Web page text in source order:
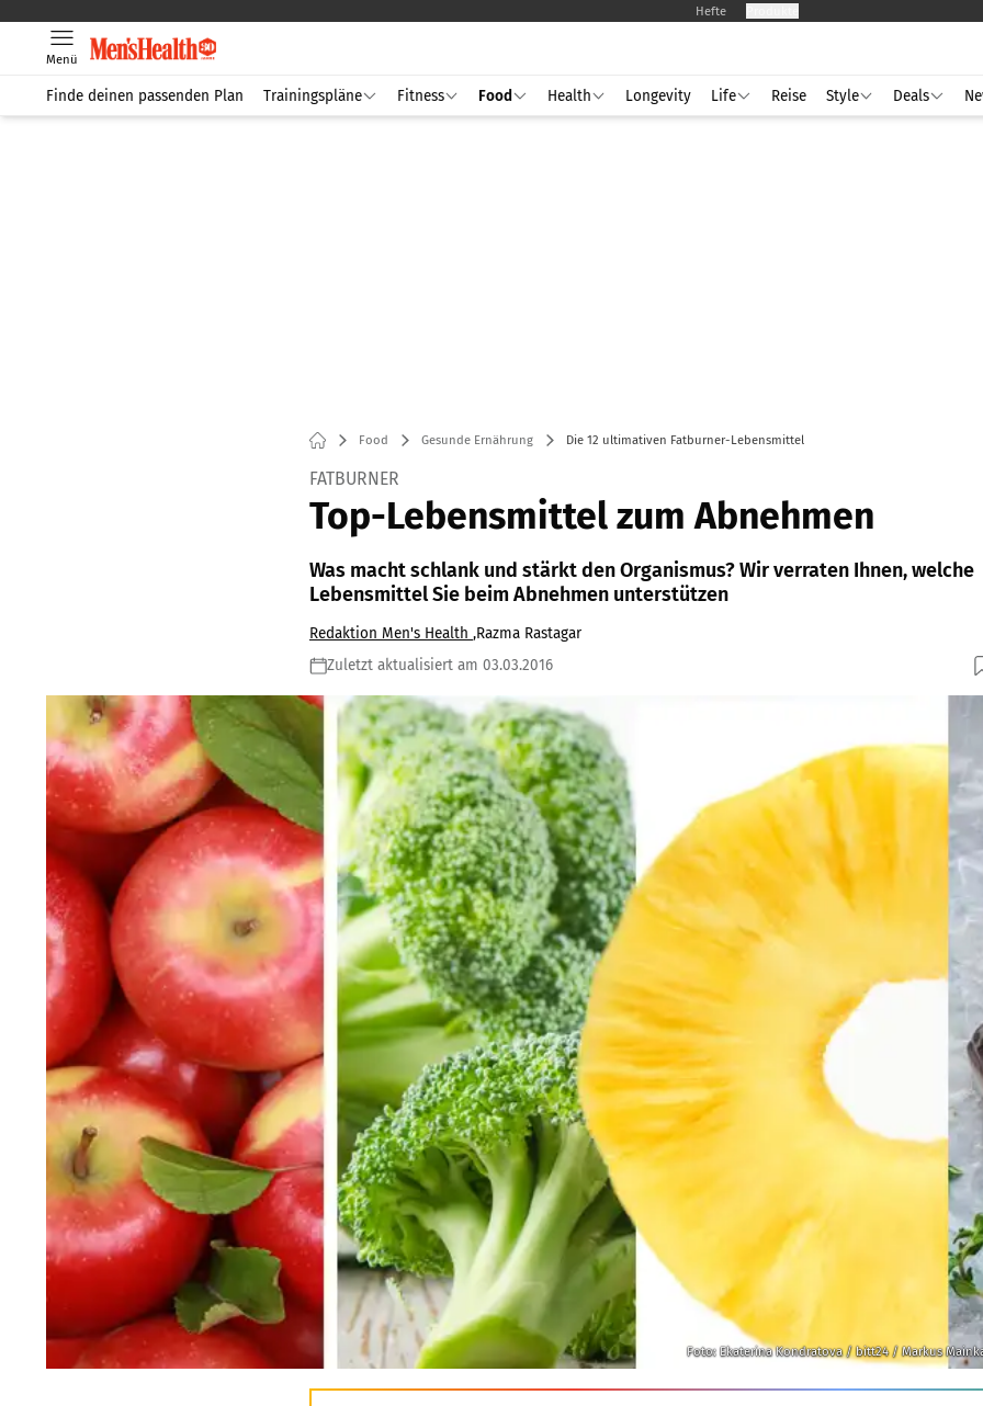
Hefte
Menü
Finde deinen passenden Plan Trainingspläne Fitness Food Health Longevity Life Reise Style Deals
Food Gesunde Ernährung Die 12 ultimativen Fatburner-Lebensmittel
FATBURNER
Top-Lebensmittel zum Abnehmen
Was macht schlank und stärkt den Organismus? Wir verraten Ihnen, welche
Lebensmittel Sie beim Abnehmen unterstützen
Redaktion Men's Health ,Razma Rastagar
Zuletzt aktualisiert am 03.03.2016
Foto: Ekaterina Kondratova / bitt24 / Markus